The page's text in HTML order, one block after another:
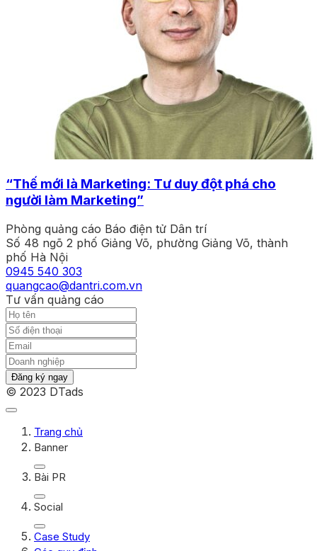
“Thế mới là Marketing: Tư duy đột phá cho
người làm Marketing”
Phòng quảng cáo Báo điện tử Dân trí
Số 48 ngõ 2 phố Giảng Võ, phường Giảng Võ, thành
phố Hà Nội
0945 540 303
quangcao@dantri.com.vn
Tư vấn quảng cáo
Đăng ký ngay
© 2023 DTads
Trang chủ
Banner
Bài PR
Social
Case Study